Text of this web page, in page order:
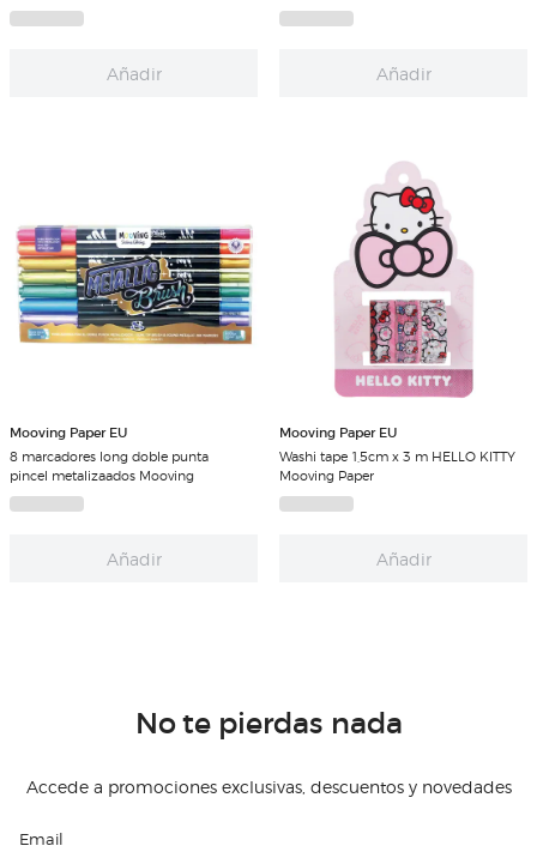
Añadir Añadir
Mooving Paper EU
8 marcadores long doble punta
pincel metalizaados Mooving
Añadir
Mooving Paper EU
Washi tape 1,5cm x 3 m HELLO KITTY
Mooving Paper
Añadir
No te pierdas nada
Accede a promociones exclusivas, descuentos y novedades
Email